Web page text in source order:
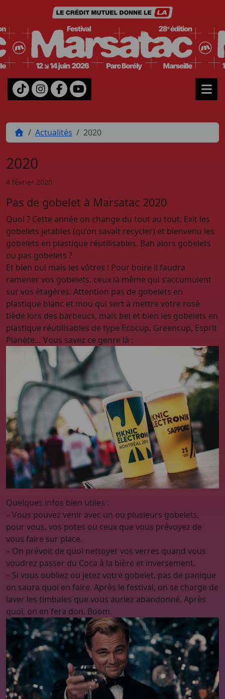
Aller au contenu
Home
Actualités 2020
2020
4 février 2020
Pas de gobelet à Marsatac 2020
Quoi ? Cette année on change du tout au tout. Exit les
gobelets jetables (qu’on savait recycler) et bienvenu les
gobelets en plastique réutilisables. Bah alors gobelets
ou pas gobelets ?
Et bien oui mais les vôtres ! Pour boire il faudra
ramener vos gobelets, ceux là même qui s’accumulent
sur vos étagères. Attention pas de gobelets en
plastique blanc et mou qui sert à mettre votre rosé
tiède lors des barbeucs, mais bel et bien les gobelets en
plastique réutilisables de type Ecocup, Greencup, Esprit
Planète… Vous savez ce genre là :
Quelques infos bien utiles :
– Vous pouvez venir avec un ou plusieurs gobelets,
pour vous, vos potes ou ceux que vous prévoyez de
vous faire sur place.
– On prévoit de quoi nettoyer vos verres quand vous
voudrez passer du Coca à la bière et inversement.
– Si vous oubliez ou jetez votre gobelet, pas de panique
on saura quoi en faire. Après le festival, on se charge de
laver les timbales que vous auriez abandonné. Après
quoi, on en fera don. Boom.